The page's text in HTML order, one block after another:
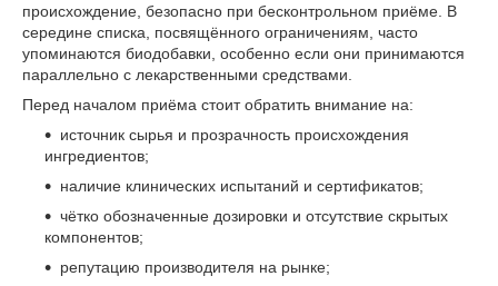
происхождение, безопасно при бесконтрольном приёме. В
середине списка, посвящённого ограничениям, часто
упоминаются биодобавки, особенно если они принимаются
параллельно с лекарственными средствами.
Перед началом приёма стоит обратить внимание на:
источник сырья и прозрачность происхождения
ингредиентов;
наличие клинических испытаний и сертификатов;
чётко обозначенные дозировки и отсутствие скрытых
компонентов;
репутацию производителя на рынке;